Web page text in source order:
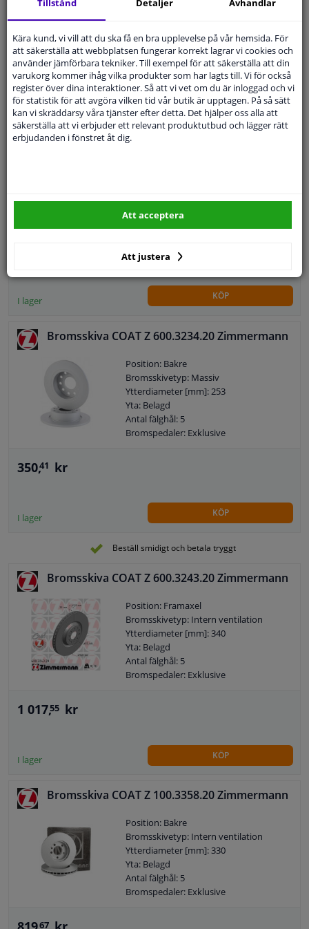
3 832,28kr
I lager KÖP
Expert kundservice
Bromsskiva COAT Z 600.3221.20 Zimmermann
Position: Framaxel
Antal fälghål: 5
Bromspedaler: Exklusive
I lager KÖP
Bromsskiva COAT Z 600.3234.20 Zimmermann
Position: Bakre
Bromsskivetyp: Massiv
Ytterdiameter [mm]: 253
Yta: Belagd
Antal fälghål: 5
Bromspedaler: Exklusive
350,41 kr
I lager KÖP
Beställ smidigt och betala tryggt
Bromsskiva COAT Z 600.3243.20 Zimmermann
Position: Framaxel
Bromsskivetyp: Intern ventilation
Ytterdiameter [mm]: 340
Yta: Belagd
Antal fälghål: 5
Bromspedaler: Exklusive
1 017,55 kr
I lager KÖP
Bromsskiva COAT Z 100.3358.20 Zimmermann
Position: Bakre
Bromsskivetyp: Intern ventilation
Ytterdiameter [mm]: 330
Yta: Belagd
Antal fälghål: 5
Bromspedaler: Exklusive
67
Kära kund, vi vill att du ska få en bra upplevelse på vår hemsida. För
att säkerställa att webbplatsen fungerar korrekt lagrar vi cookies och
använder jämförbara tekniker. Till exempel för att säkerställa att din
varukorg kommer ihåg vilka produkter som har lagts till. Vi för också
register över dina interaktioner. Så att vi vet om du är inloggad och vi
för statistik för att avgöra vilken tid vår butik är upptagen. På så sätt
kan vi skräddarsy våra tjänster efter detta. Det hjälper oss alla att
säkerställa att vi erbjuder ett relevant produktutbud och lägger rätt
erbjudanden i fönstret åt dig.
Att justera
Att acceptera